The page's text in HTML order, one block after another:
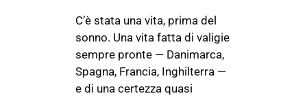
C’è stata una vita, prima del
sonno. Una vita fatta di valigie
sempre pronte — Danimarca,
Spagna, Francia, Inghilterra —
e di una certezza quasi